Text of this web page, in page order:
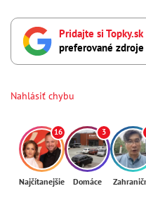
Pridajte si Topky.sk
preferované zdroje
Nahlásiť chybu
16
Najčítanejšie
3
Domáce